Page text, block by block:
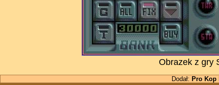
Obrazek z gry
Dodał: Pro Kop